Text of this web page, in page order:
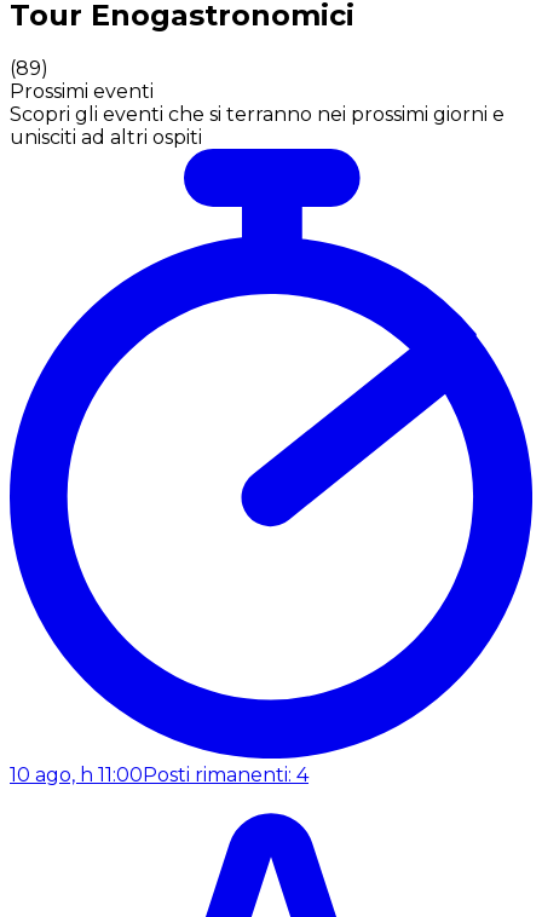
Tour Enogastronomici
(89)
Prossimi eventi
Scopri gli eventi che si terranno nei prossimi giorni e
unisciti ad altri ospiti
10 ago, h 11:00 Posti rimanenti: 4